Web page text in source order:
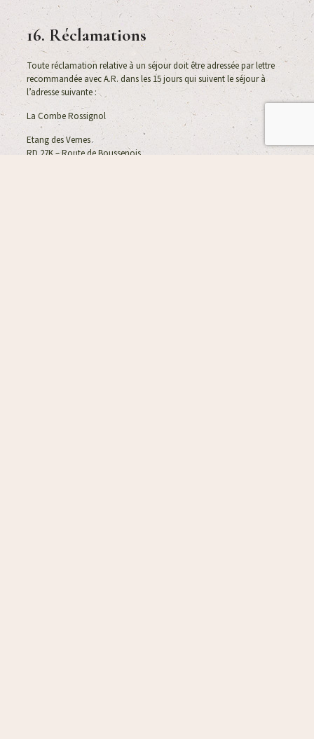
16. Réclamations
Toute réclamation relative à un séjour doit être adressée par lettre
recommandée avec A.R. dans les 15 jours qui suivent le séjour à
l’adresse suivante :
La Combe Rossignol
Etang des Vernes
RD 27K – Route de Boussenois